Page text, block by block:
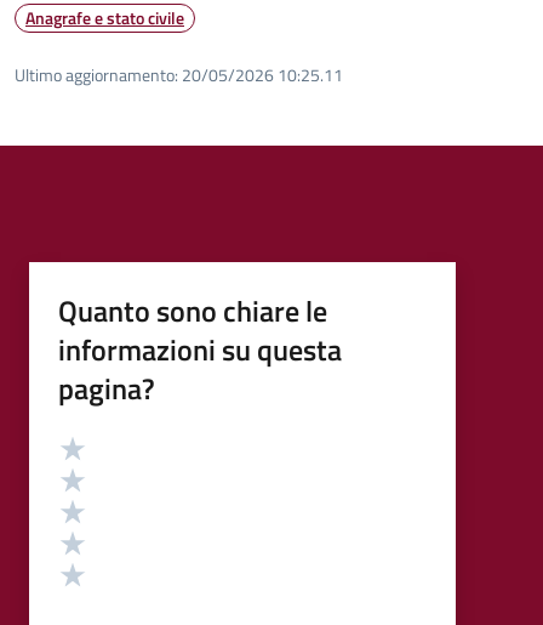
Anagrafe e stato civile
Ultimo aggiornamento: 20/05/2026 10:25.11
Quanto sono chiare le
informazioni su questa
pagina?
Valutazione